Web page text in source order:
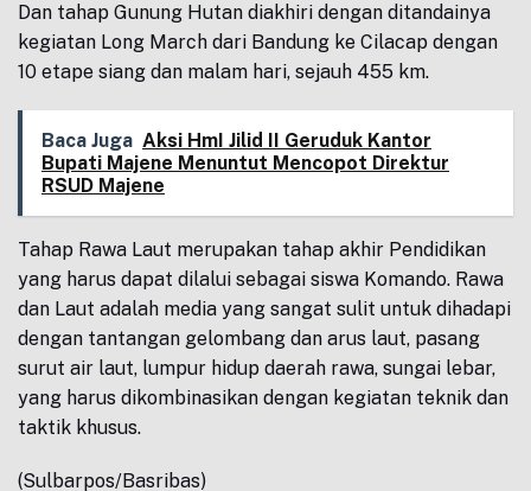
Dan tahap Gunung Hutan diakhiri dengan ditandainya
kegiatan Long March dari Bandung ke Cilacap dengan
10 etape siang dan malam hari, sejauh 455 km.
Baca Juga Aksi HmI Jilid II Geruduk Kantor
Bupati Majene Menuntut Mencopot Direktur
RSUD Majene
Tahap Rawa Laut merupakan tahap akhir Pendidikan
yang harus dapat dilalui sebagai siswa Komando. Rawa
dan Laut adalah media yang sangat sulit untuk dihadapi
dengan tantangan gelombang dan arus laut, pasang
surut air laut, lumpur hidup daerah rawa, sungai lebar,
yang harus dikombinasikan dengan kegiatan teknik dan
taktik khusus.
(Sulbarpos/Basribas)